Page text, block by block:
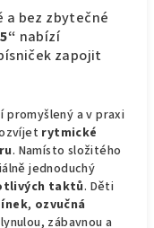
a bez zbytečné
nabízí
zapojit
promyšlený a v praxi
rytmické
. Namísto složitého
jednoduchý
taktů. Děti
, ozvučná
zábavnou a